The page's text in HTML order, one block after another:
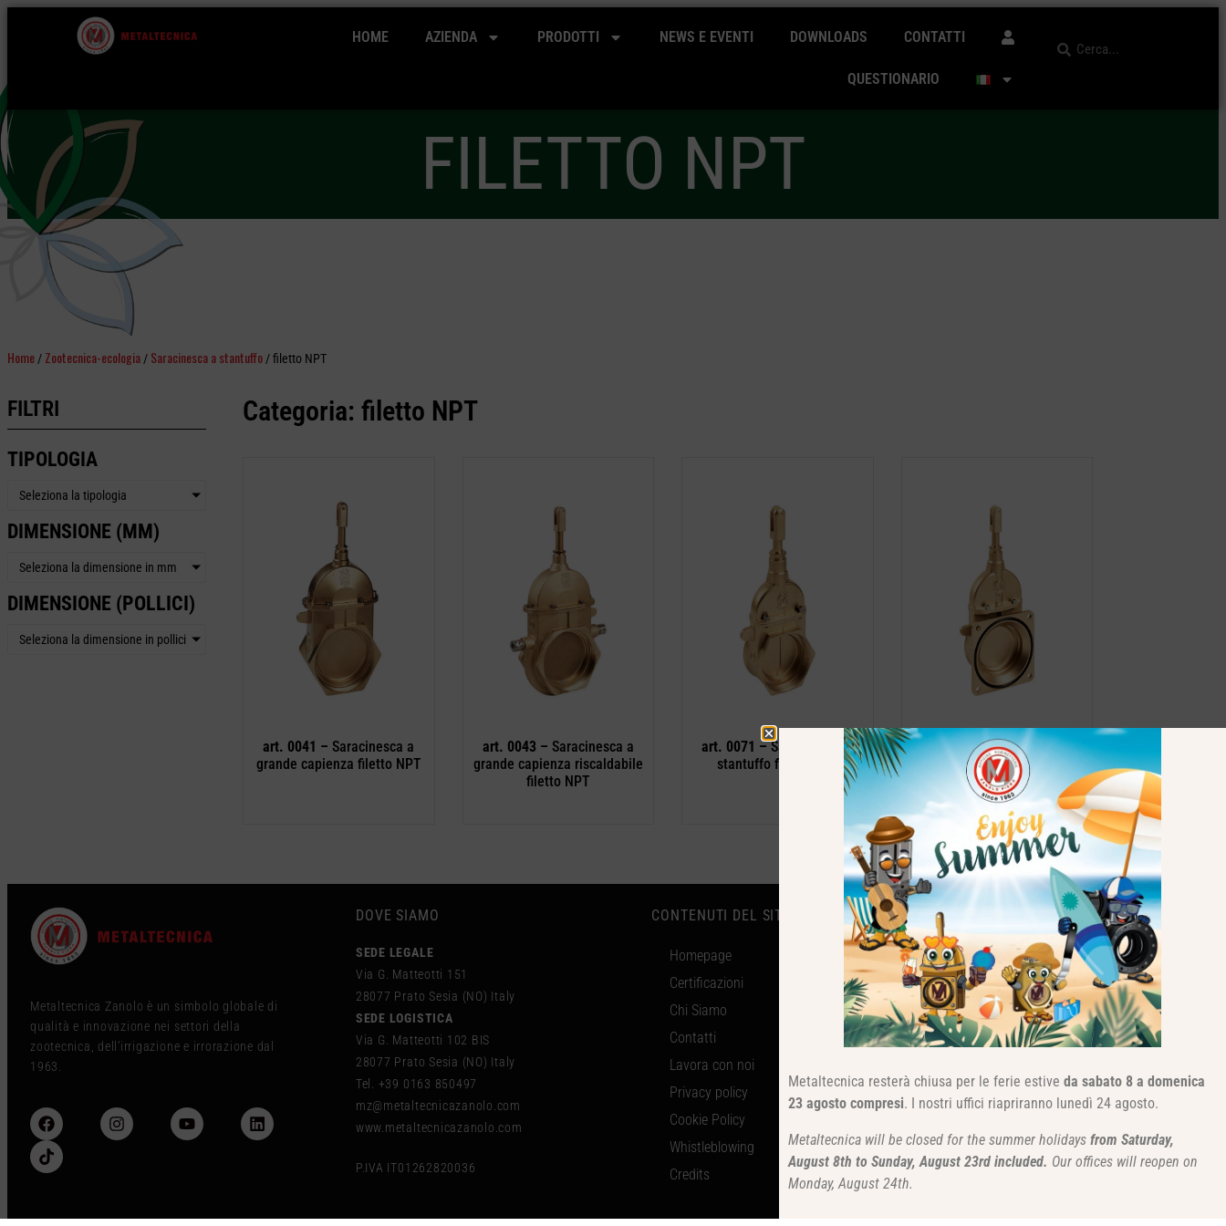
HOME AZIENDA PRODOTTI NEWS E EVENTI DOWNLOADS CONTATTI
QUESTIONARIO
FILETTO NPT
Home / Zootecnica-ecologia / Saracinesca a stantuffo / filetto NPT
FILTRI
TIPOLOGIA
Seleziona la tipologia
DIMENSIONE (MM)
Seleziona la dimensione in mm
DIMENSIONE (POLLICI)
Seleziona la dimensione in pollici
Categoria: filetto NPT
art. 0041 – Saracinesca a
grande capienza filetto NPT
art. 0043 – Saracinesca a
grande capienza riscaldabile
filetto NPT
art. 0071 –Saracinesca a
stantuffo filetto NPT
art. 0073 –Saracinesca a
stantuffo a 1 flangia filetto
NPT
Metaltecnica Zanolo è un simbolo globale di
qualità e innovazione nei settori della
zootecnica, dell’irrigazione e irrorazione dal
1963.
DOVE SIAMO
SEDE LEGALE
Via G. Matteotti 151
28077 Prato Sesia (NO) Italy
SEDE LOGISTICA
Via G. Matteotti 102 BIS
28077 Prato Sesia (NO) Italy
Tel. +39 0163 850497
mz@metaltecnicazanolo.com
www.metaltecnicazanolo.com
P.IVA IT01262820036
CONTENUTI DEL SITO
Homepage
Certificazioni
Chi Siamo
Contatti
Lavora con noi
Privacy policy
Cookie Policy
Whistleblowing
Credits
RIMANI AGGIORNATO
Clicca qui e iscriviti alla nostra newsletter per
rimanere aggiornato.
Metaltecnica resterà chiusa per le ferie estive da sabato 8 a domenica
23 agosto compresi. I nostri uffici riapriranno lunedì 24 agosto.
Metaltecnica will be closed for the summer holidays from Saturday,
August 8th to Sunday, August 23rd included. Our offices will reopen on
Monday, August 24th.